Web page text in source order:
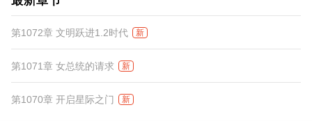
军火业务！什么，另一半也被抢去了？God Ye到底是谁！”
第1072章 文明跃进1.2时代 新
第1071章 女总统的请求 新
第1070章 开启星际之门 新